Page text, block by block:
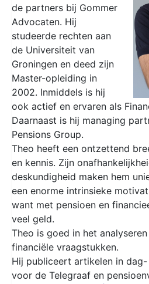
de partners bij Gommer
Advocaten. Hij
studeerde rechten aan
de Universiteit van
Groningen en deed zijn
Master-opleiding in
2002. Inmiddels is hij
ook actief en ervaren als
Daarnaast is hij managing
Pensions Group.
Theo heeft een ontzettend
en kennis. Zijn
deskundigheid maken hem
een enorme intrinsieke
want met pensioen en
veel geld.
Theo is goed in het
financiële vraagstukken.
Hij publiceert artikelen in dag-
voor de Telegraaf en